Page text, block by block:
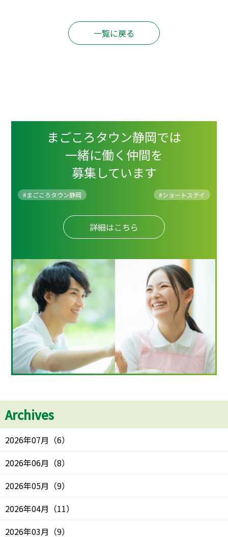
一覧に戻る
まごころタウン静岡では
一緒に働く仲間を
募集しています
#まごころタウン静岡 #ショートステイ
詳細はこちら
Archives
2026年07月 （6）
2026年06月 （8）
2026年05月 （9）
2026年04月 （11）
2026年03月 （9）